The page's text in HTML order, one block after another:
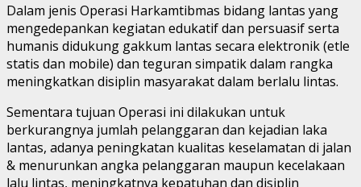
Dalam jenis Operasi Harkamtibmas bidang lantas yang
mengedepankan kegiatan edukatif dan persuasif serta
humanis didukung gakkum lantas secara elektronik (etle
statis dan mobile) dan teguran simpatik dalam rangka
meningkatkan disiplin masyarakat dalam berlalu lintas.
Sementara tujuan Operasi ini dilakukan untuk
berkurangnya jumlah pelanggaran dan kejadian laka
lantas, adanya peningkatan kualitas keselamatan di jalan
& menurunkan angka pelanggaran maupun kecelakaan
lalu lintas, meningkatnya kepatuhan dan disiplin